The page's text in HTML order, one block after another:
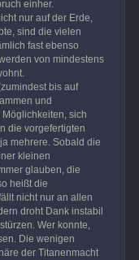
einher.
nur auf der Erde,
sind die vielen
fast ebenso
von mindestens
bis auf
und
sich
die vorgefertigten
mehrere. Sobald die
kleinen
glauben, die
heißt die
nicht nur an allen
droht Dank instabil
Wer konnte,
Die wenigen
der Titanenmacht